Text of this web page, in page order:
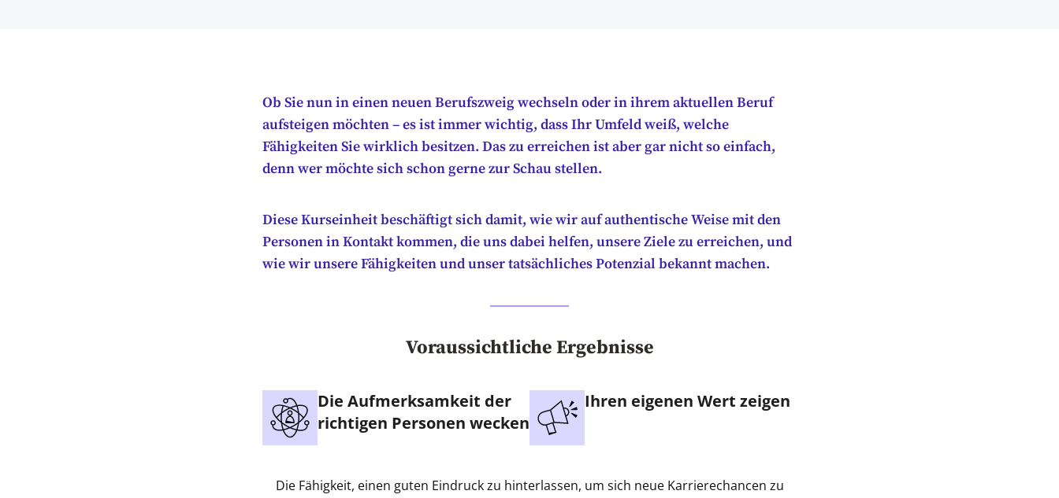
Ob Sie nun in einen neuen Berufszweig wechseln oder in ihrem aktuellen Beruf
aufsteigen möchten – es ist immer wichtig, dass Ihr Umfeld weiß, welche
Fähigkeiten Sie wirklich besitzen. Das zu erreichen ist aber gar nicht so einfach,
denn wer möchte sich schon gerne zur Schau stellen.
Diese Kurseinheit beschäftigt sich damit, wie wir auf authentische Weise mit den
Personen in Kontakt kommen, die uns dabei helfen, unsere Ziele zu erreichen, und
wie wir unsere Fähigkeiten und unser tatsächliches Potenzial bekannt machen.
Voraussichtliche Ergebnisse
Die Aufmerksamkeit der
richtigen Personen wecken
Ihren eigenen Wert zeigen
Die Fähigkeit, einen guten Eindruck zu hinterlassen, um sich neue Karrierechancen zu